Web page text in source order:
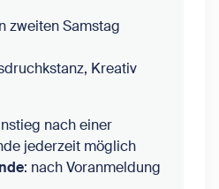
zweiten Samstag
Kreativ
nach einer
jederzeit möglich
: nach Voranmeldung